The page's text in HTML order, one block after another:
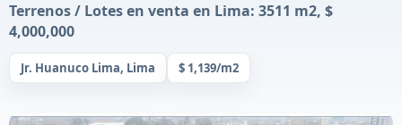
Terrenos / Lotes en venta en Lima: 3511 m2, $
4,000,000
Jr. Huanuco Lima, Lima $ 1,139/m2